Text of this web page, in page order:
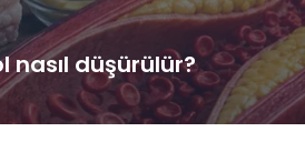
nasıl düşürülür?